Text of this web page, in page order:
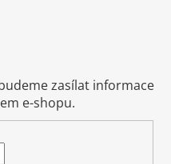
zasílat informace
e-shopu.